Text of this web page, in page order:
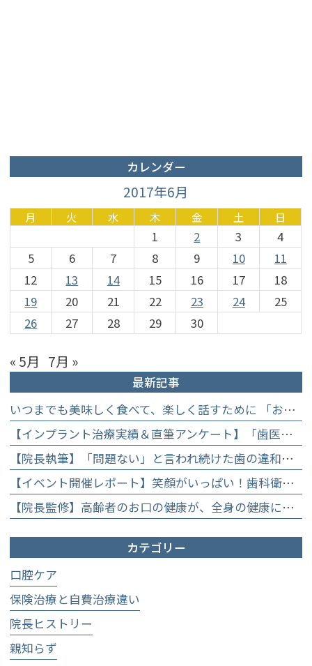
カレンダー
2017年6月
月 火 水 木 金 土 日
1 2 3
4
5
6 7 8 9 10
11
12
13 14 15 16 17
18
19
20 21 22 23 24
25
26
27 28 29 30
« 5月 7月 »
最新記事
いつまでも美味しく食べて、楽しく話すために 「お口からはじめる健康長寿教室」を開催します
【インプラント治療実績＆直筆アンケート】「歯医者が怖かった」トラウマを乗り越えて。70歳・介護士女性が手に入れた「晴れ晴れとした笑顔」と人生を支える噛み合わせ】
【院長執筆】「問題ない」と言われ続けた歯の違和感……60代女性が「80歳で20本の自前の歯」を守るために選んだ精密総合治療の全貌
【イベント開催レポート】笑顔がいっぱい！歯科衛生士×管理栄養士がお届けする「親子で楽しむむし歯になりにくいお菓子作り体験」】
【院長監修】高齢者のお口の健康が、全身の健康につながる理由。生涯おいしく食べるための「口内環境検査」とオーダーメイド予防】
カテゴリー
口腔ケア
保険治療と自費治療違い
院長ヒストリー
親知らず